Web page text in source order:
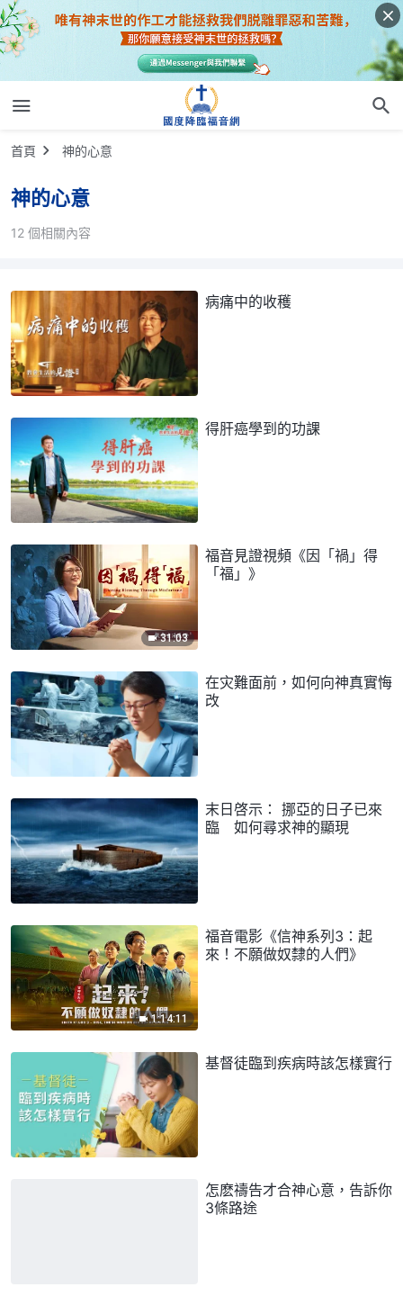
首頁 神的心意
神的心意
12 個相關內容
病痛中的收穫
得肝癌學到的功課
31:03
福音見證視頻《因「禍」得
「福」》
在灾難面前，如何向神真實悔
改
末日啓示： 挪亞的日子已來
臨 如何尋求神的顯現
1:14:11
福音電影《信神系列3：起
來！不願做奴隸的人們》
基督徒臨到疾病時該怎樣實行
怎麽禱告才合神心意，告訴你
3條路途